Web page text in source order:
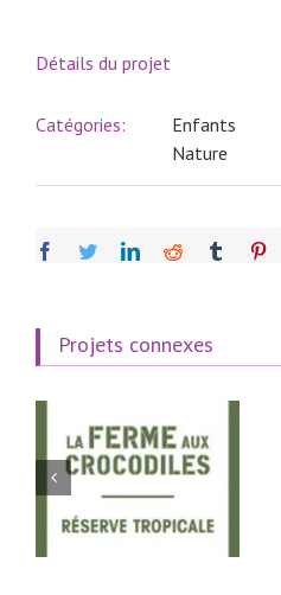
Détails du projet
Catégories:
Enfants
Nature
facebook
twitterlinkedinreddit tumblr
Projets connexes
Grimmland –
Labyrinthe géant